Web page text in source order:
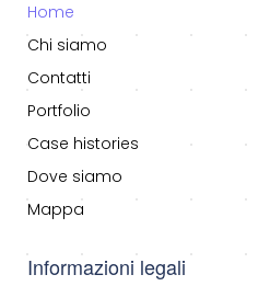
Home
Chi siamo
Contatti
Portfolio
Case histories
Dove siamo
Mappa
Informazioni legali